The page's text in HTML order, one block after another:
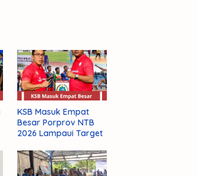
KSB Masuk Empat
Besar Porprov NTB
2026 Lampaui Target